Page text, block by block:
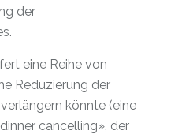
der
eine Reihe von
Reduzierung der
könnte (eine
cancelling», der